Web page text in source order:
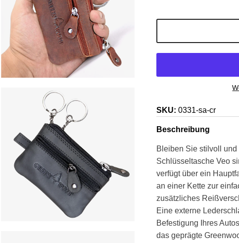
SKU: 0331-sa-cr
Beschreibung
Bleiben Sie stilvoll
Schlüsseltasche Veo
verfügt über ein
an einer Kette zur
zusätzliches
Eine externe
Befestigung Ihres
das geprägte